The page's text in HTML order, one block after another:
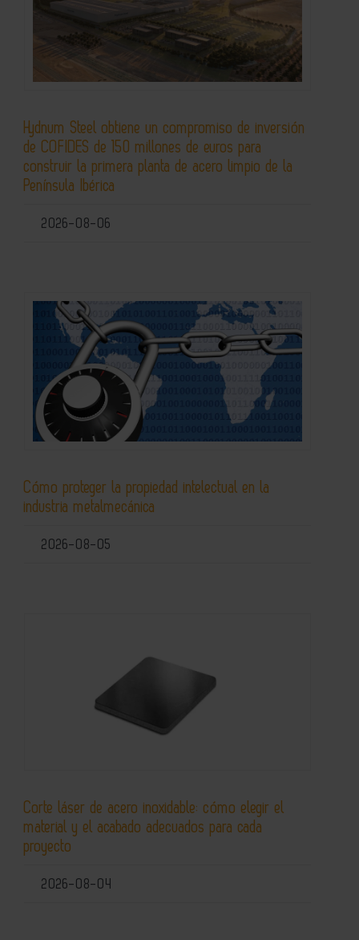
Hydnum Steel obtiene un compromiso de inversión
de COFIDES de 150 millones de euros para
construir la primera planta de acero limpio de la
Península Ibérica
2026-08-06
Cómo proteger la propiedad intelectual en la
industria metalmecánica
2026-08-05
Corte láser de acero inoxidable: cómo elegir el
material y el acabado adecuados para cada
proyecto
2026-08-04